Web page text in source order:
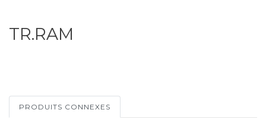
TR.RAM
PRODUITS CONNEXES